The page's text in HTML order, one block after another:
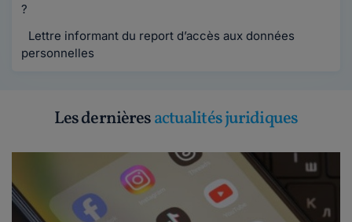
?
Lettre informant du report d’accès aux données
personnelles
Les dernièresactualités juridiques